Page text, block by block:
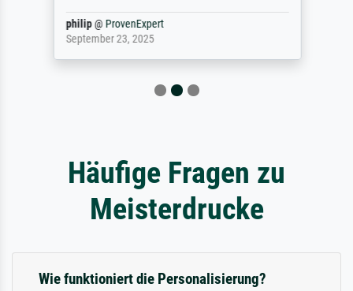
philip@ ProvenExpert
September 23, 2025
Häufige Fragen zu
Meisterdrucke
Wie funktioniert die Personalisierung?